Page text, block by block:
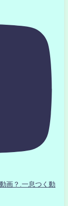
画？.一息つく動